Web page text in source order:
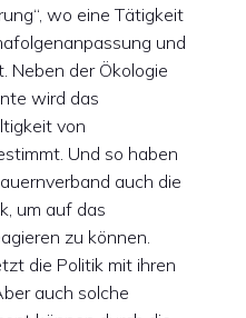
wo eine Tätigkeit
und
Neben der Ökologie
wird das
von
Und so haben
auch die
um auf das
zu können.
die Politik mit ihren
auch solche